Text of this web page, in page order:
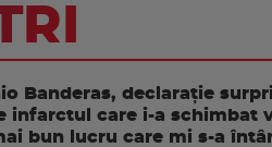
Banderas, declarație
infarctul care i-a schimbat
bun lucru care mi s-a